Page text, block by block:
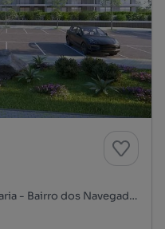
Avenida Lopo Soares de Albergaria - Bairro dos Navegadores, Porto Salvo, Oeiras, Lisboa